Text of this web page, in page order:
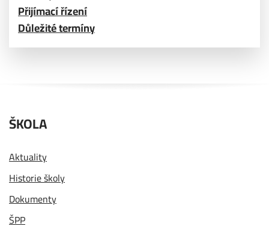
Přijímací řízení
Důležité termíny
ŠKOLA
Aktuality
Historie školy
Dokumenty
ŠPP